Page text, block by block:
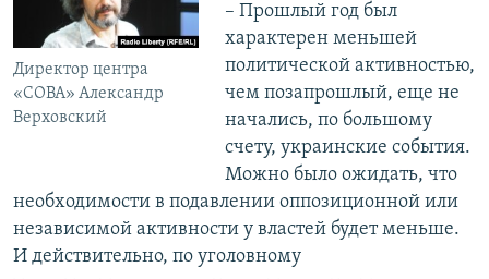
Директор центра
«СОВА» Александр
Верховский
– Прошлый год был
характерен меньшей
политической активностью,
чем позапрошлый, еще не
начались, по большому
счету, украинские события.
Можно было ожидать, что
необходимости в подавлении оппозиционной или
независимой активности у властей будет меньше.
И действительно, по уголовному